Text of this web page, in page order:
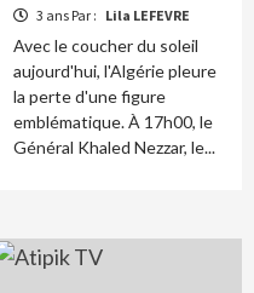
3 ans Par : Lila LEFEVRE
Avec le coucher du soleil
aujourd'hui, l'Algérie pleure
la perte d'une figure
emblématique. À 17h00, le
Général Khaled Nezzar, le...